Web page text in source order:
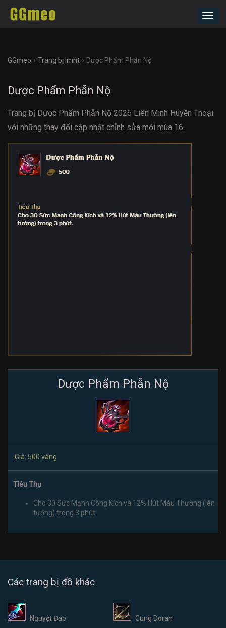
GGmeo › Trang bị lmht › Dược Phẩm Phẫn Nộ
Dược Phẩm Phẫn Nộ
Trang bị Dược Phẩm Phẫn Nộ 2026 Liên Minh Huyền Thoại
với những thay đổi cập nhật chỉnh sửa mới mùa 16.
Dược Phẩm Phẫn Nộ
Giá: 500 vàng
Tiêu Thụ
Cho 30 Sức Mạnh Công Kích và 12% Hút Máu Thường (lên
tướng) trong 3 phút.
Các trang bị đồ khác
Nguyệt Đao Cung Doran